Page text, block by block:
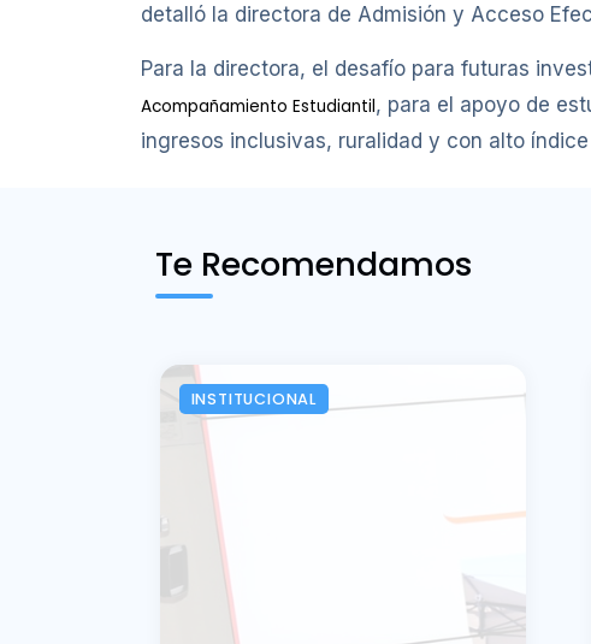
detalló la directora de Admisión y Acceso
Para la directora, el desafío para futuras
Acompañamiento Estudiantil, para el apoyo de
ingresos inclusivas, ruralidad y con alto
Te Recomendamos
INSTITUCIONAL